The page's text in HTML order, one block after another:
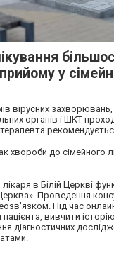
у
вірусних
органів і ШКТ
хвороби до сімейного
в Білій Церкві
Проведення
Під час
вивчити
діагностичних